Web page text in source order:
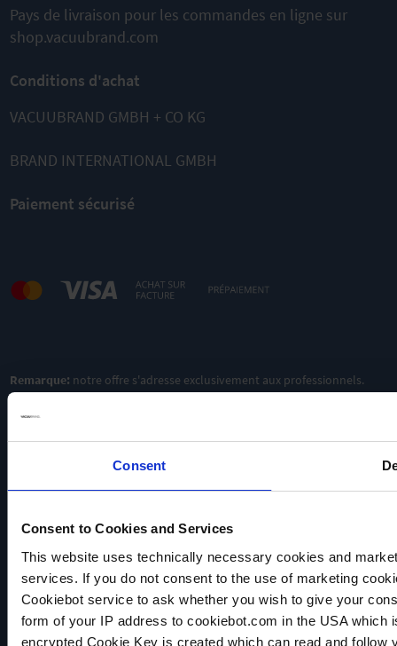
Consent
Consent to Cookies and Services
This website uses technically necessary cookies and
services. If you do not consent to the use of marketing
Cookiebot service to ask whether you wish to give your
form of your IP address to cookiebot.com in the USA
encrypted Cookie Key is created which can read and
Pays de livraison pour les commandes en ligne sur
shop.vacuubrand.com
Conditions d'achat
VACUUBRAND GMBH + CO KG
BRAND INTERNATIONAL GMBH
Paiement sécurisé
Remarque: notre offre s'adresse exclusivement aux professionnels.
VACUUBRAND
Protection des données
Imprint
Disclaimer